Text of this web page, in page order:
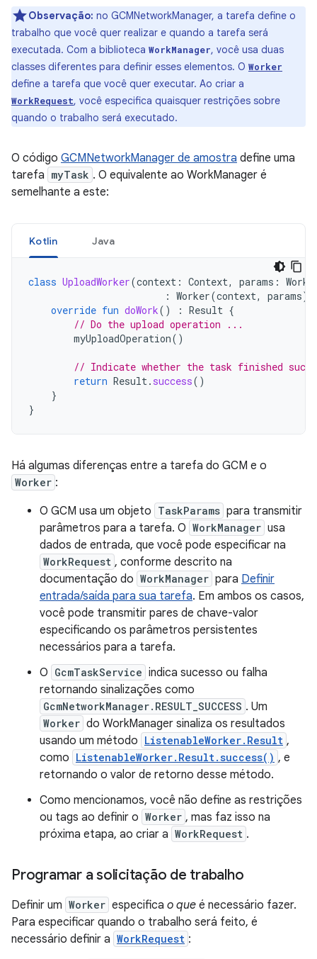
Observação: no GCMNetworkManager, a tarefa define o
trabalho que você quer realizar e quando a tarefa será
executada. Com a biblioteca WorkManager, você usa duas
classes diferentes para definir esses elementos. O Worker
define a tarefa que você quer executar. Ao criar a
WorkRequest, você especifica quaisquer restrições sobre
quando o trabalho será executado.
O código GCMNetworkManager de amostra define uma
tarefa myTask . O equivalente ao WorkManager é
semelhante a este:
Kotlin Java
class UploadWorker(context : Context, params :
: Worker(context, params)
override fun doWork() : Result {
// Do the upload operation ...
myUploadOperation()
// Indicate whether the task finished
return Result. success()
}
}
Há algumas diferenças entre a tarefa do GCM e o
Worker :
O GCM usa um objeto TaskParams para transmitir
parâmetros para a tarefa. O WorkManager usa
dados de entrada, que você pode especificar na
WorkRequest , conforme descrito na
documentação do WorkManager para Definir
entrada/saída para sua tarefa. Em ambos os casos,
você pode transmitir pares de chave-valor
especificando os parâmetros persistentes
necessários para a tarefa.
O GcmTaskService indica sucesso ou falha
retornando sinalizações como
GcmNetworkManager.RESULT_SUCCESS . Um
Worker do WorkManager sinaliza os resultados
usando um método ListenableWorker.Result ,
como ListenableWorker.Result.success() , e
retornando o valor de retorno desse método.
Como mencionamos, você não define as restrições
ou tags ao definir o Worker , mas faz isso na
próxima etapa, ao criar a WorkRequest .
Programar a solicitação de trabalho
Definir um Worker especifica o que é necessário fazer.
Para especificar quando o trabalho será feito, é
necessário definir a WorkRequest :